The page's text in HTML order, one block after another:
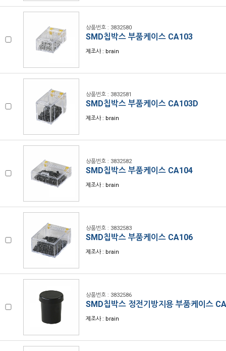
상품번호 : 3832580
SMD칩박스 부품케이스 CA103
제조사 : brain
상품번호 : 3832581
SMD칩박스 부품케이스 CA103D
제조사 : brain
상품번호 : 3832582
SMD칩박스 부품케이스 CA104
제조사 : brain
상품번호 : 3832583
SMD칩박스 부품케이스 CA106
제조사 : brain
상품번호 : 3832586
SMD칩박스 정전기방지용 부품케이스
제조사 : brain